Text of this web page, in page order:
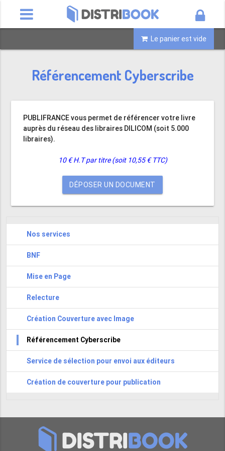
Le panier est vide
Référencement Cyberscribe
PUBLIFRANCE vous permet de référencer votre livre
auprès du réseau des libraires DILICOM (soit 5.000
libraires).
10 € H.T par titre (soit 10,55 € TTC)
DÉPOSER UN DOCUMENT
Nos services
BNF
Mise en Page
Relecture
Création Couverture avec Image
Référencement Cyberscribe
Service de sélection pour envoi aux éditeurs
Création de couverture pour publication